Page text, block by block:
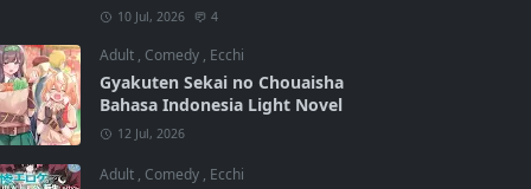
10 Jul, 2026 4
Adult , Comedy , Ecchi
Gyakuten Sekai no Chouaisha
Bahasa Indonesia Light Novel
12 Jul, 2026
Adult , Comedy , Ecchi